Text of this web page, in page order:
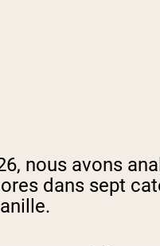
nous avons
dans sept